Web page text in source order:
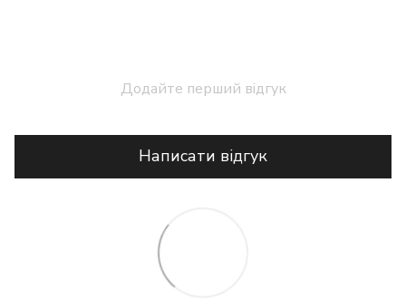
Додайте перший відгук
Написати відгук